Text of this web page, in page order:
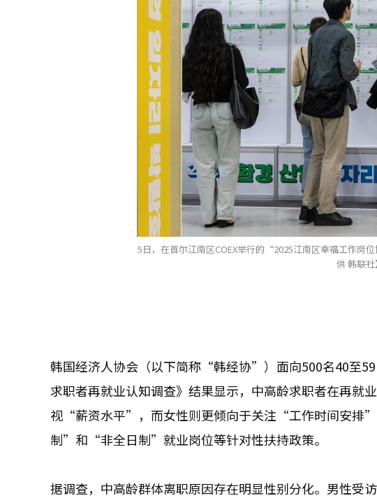
5日，在首尔江南区COEX举行的“2025江南区幸福工作岗
供 韩联社】
韩国经济人协会（以下简称“韩经协”）面向500名40至
求职者再就业认知调查》结果显示，中高龄求职者在再就
视“薪资水平”，而女性则更倾向于关注“工作时间安排
制”和“非全日制”就业岗位等针对性扶持政策。
据调查，中高龄群体离职原因存在明显性别分化。男性